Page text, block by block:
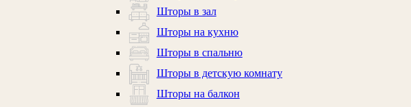
Шторы в зал
Шторы на кухню
Шторы в спальню
Шторы в детскую комнату
Шторы на балкон